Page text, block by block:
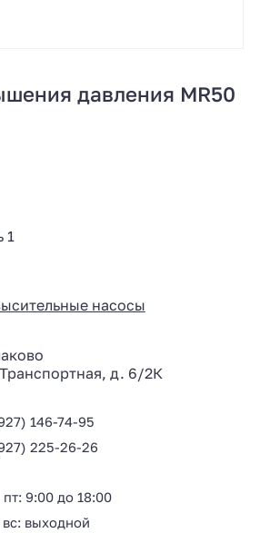
давления MR50
1
насосы
д. 6/2К
146-74-95
225-26-26
пт: 9:00 до 18:00
вс: выходной